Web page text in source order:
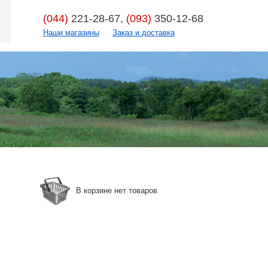
(044) 221-28-67, (093) 350-12-68
Наши магазины Заказ и доставка
В корзине нет товаров